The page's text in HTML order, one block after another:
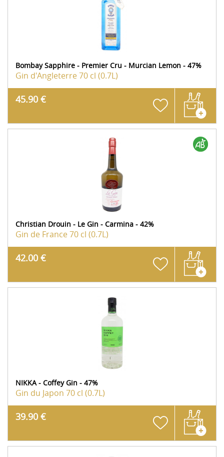
Bombay Sapphire - Premier Cru - Murcian Lemon - 47%
Gin d'Angleterre70 cl (0.7L)
45.90 €
Christian Drouin - Le Gin - Carmina - 42%
Gin de France70 cl (0.7L)
42.00 €
NIKKA - Coffey Gin - 47%
Gin du Japon 70 cl (0.7L)
39.90 €